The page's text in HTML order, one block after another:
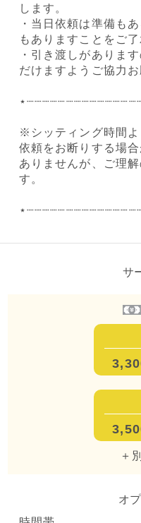
します。
・当日依頼は準備も
もありますことをご了
・引き渡しがありま
だけますようご協力
※シッティング時間
依頼をお断りする場
ありませんが、ご理
す。
サ
＋
オ